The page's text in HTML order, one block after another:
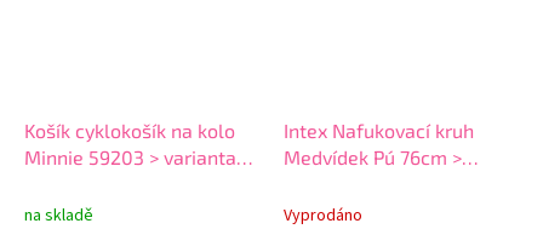
Košík cyklokošík na kolo
Minnie 59203 > varianta
na skladě
Intex Nafukovací kruh
Medvídek Pú 76cm >
větší
Vyprodáno